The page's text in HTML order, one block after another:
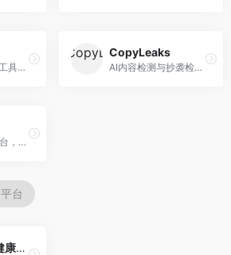
腾讯AI内容检测工具，专注于中文内容识别。面向中文用户，提供AI内容检测、文本分析、报告生成等服务，中文检测专业。
CopyLeaks
AI内容检测与抄袭检测平台，专注于内容原创性验证。面向教育机构和出版商，提供AI检测、抄袭检测、多语言支持等服务，检测全面。
内容安全审核平台，专注于违规内容检测。面向企业和平台，提供内容审核、敏感词检测、风险预警等服务，安全审核专业。
台
AQ蚂蚁集团健康管家